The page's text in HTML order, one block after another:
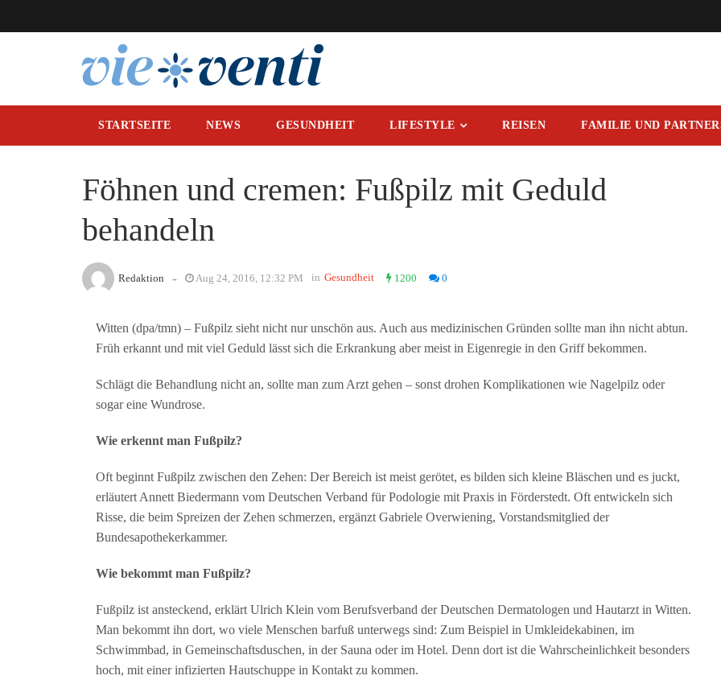
STARTSEITE NEWS GESUNDHEIT LIFESTYLE REISEN FAMILIE UND
Föhnen und cremen: Fußpilz mit Geduld
behandeln
Redaktion - Aug 24, 2016, 12:32 PM in Gesundheit 1200 0
Witten (dpa/tmn) – Fußpilz sieht nicht nur unschön aus. Auch aus medizinischen Gründen sollte man ihn nicht abtun.
Früh erkannt und mit viel Geduld lässt sich die Erkrankung aber meist in Eigenregie in den Griff bekommen.
Schlägt die Behandlung nicht an, sollte man zum Arzt gehen – sonst drohen Komplikationen wie Nagelpilz oder
sogar eine Wundrose.
Wie erkennt man Fußpilz?
Oft beginnt Fußpilz zwischen den Zehen: Der Bereich ist meist gerötet, es bilden sich kleine Bläschen und es juckt,
erläutert Annett Biedermann vom Deutschen Verband für Podologie mit Praxis in Förderstedt. Oft entwickeln sich
Risse, die beim Spreizen der Zehen schmerzen, ergänzt Gabriele Overwiening, Vorstandsmitglied der
Bundesapothekerkammer.
Wie bekommt man Fußpilz?
Fußpilz ist ansteckend, erklärt Ulrich Klein vom Berufsverband der Deutschen Dermatologen und Hautarzt in Witten.
Man bekommt ihn dort, wo viele Menschen barfuß unterwegs sind: Zum Beispiel in Umkleidekabinen, im
Schwimmbad, in Gemeinschaftsduschen, in der Sauna oder im Hotel. Denn dort ist die Wahrscheinlichkeit besonders
hoch, mit einer infizierten Hautschuppe in Kontakt zu kommen.